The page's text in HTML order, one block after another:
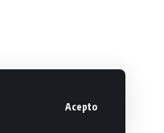
Acepto